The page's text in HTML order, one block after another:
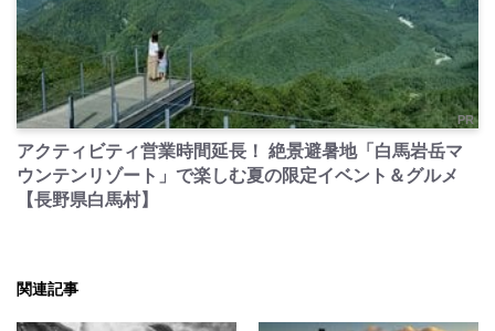
PR
アクティビティ営業時間延長！ 絶景避暑地「白馬岩岳マ
ウンテンリゾート」で楽しむ夏の限定イベント＆グルメ
【長野県白馬村】
関連記事